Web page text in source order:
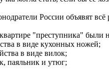
России объявят
"преступника" были
в виде кухонных ножей;
в виде вилок;
паяльник и утюг;